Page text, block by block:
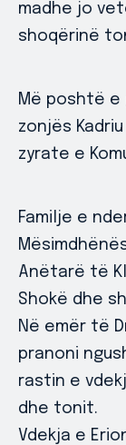
madhe jo
shoqërinë
Më poshtë
zonjës
zyrate e
Familje e
Anëtarë të
Shokë dhe
Në emër të
pranoni
rastin e
dhe tonit.
Vdekja e